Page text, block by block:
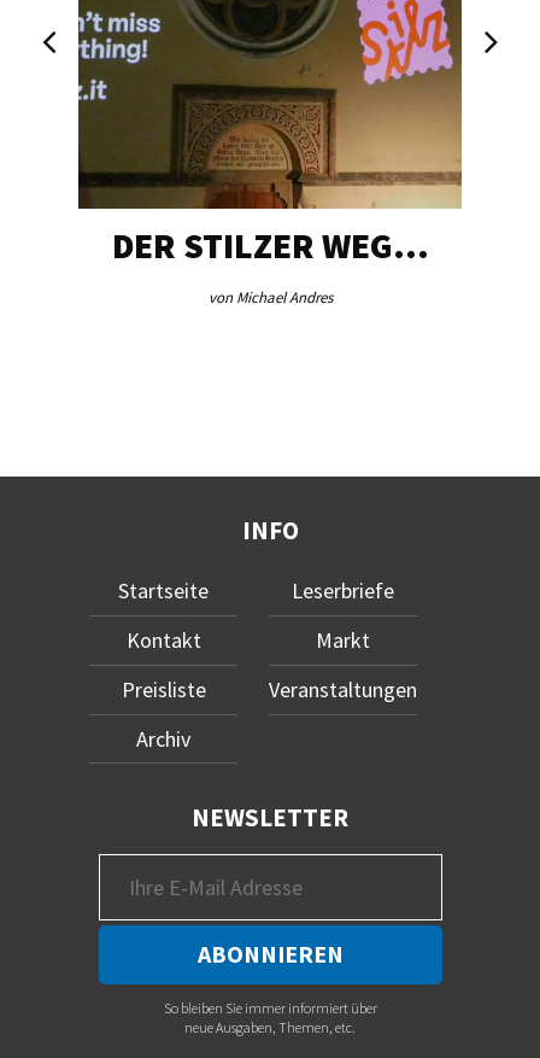
DER STILZER WEG…
von Michael Andres
INFO
Startseite
Kontakt
Preisliste
Archiv
Leserbriefe
Markt
Veranstaltungen
NEWSLETTER
So bleiben Sie immer informiert über
neue Ausgaben, Themen, etc.